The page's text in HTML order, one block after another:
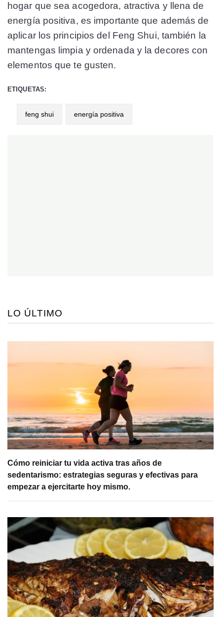
hogar que sea acogedora, atractiva y llena de
energía positiva, es importante que además de
aplicar los principios del Feng Shui, también la
mantengas limpia y ordenada y la decores con
elementos que te gusten.
ETIQUETAS:
feng shui energía positiva
LO ÚLTIMO
Cómo reiniciar tu vida activa tras años de
sedentarismo: estrategias seguras y efectivas para
empezar a ejercitarte hoy mismo.